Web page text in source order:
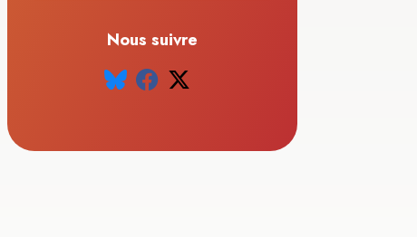
Nous suivre